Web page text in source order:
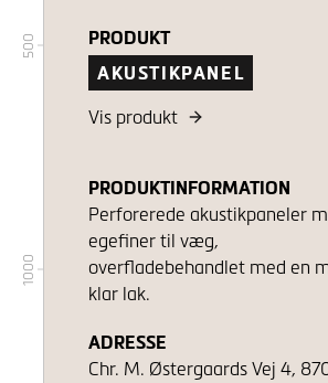
500
1000
PRODUKT
AKUSTIKPANEL
Vis produkt
PRODUKTINFORMATION
Perforerede akustikpaneler
egefiner til væg,
overfladebehandlet med en
klar lak.
ADRESSE
Chr. M. Østergaards Vej 4,